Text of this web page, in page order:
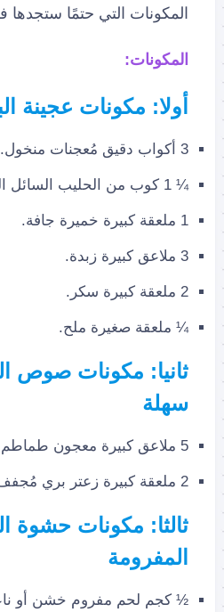
المكونات التي حتمًا
المكونات:
أولا: مكونات عجينة
3 أكواب دقيق مُعجنات منخول.
¼ 1 كوب من الحليب السائل الدافئ.
1 ملعقة كبيرة خميرة جافة.
3 ملاعق كبيرة زبدة.
2 ملعقة كبيرة سكر.
¼ ملعقة صغيرة ملح.
ثانيا: مكونات صوص
سهلة
5 ملاعق كبيرة معجون طماطم أو كاتشب.
2 ملعقة كبيرة زعتر بري مُجفف ومطحون.
ثالثا: مكونات حشوة
المفرومة
½ كجم لحم مفروم خشن أو